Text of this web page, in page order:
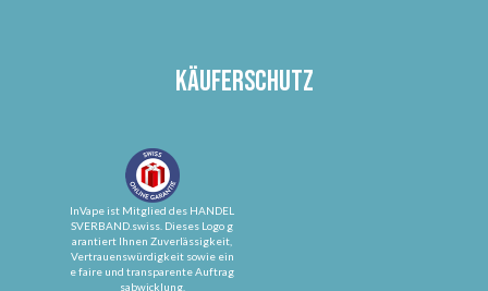
Käuferschutz
InVape ist Mitglied des HANDEL
SVERBAND.swiss. Dieses Logo g
arantiert Ihnen Zuverlässigkeit,
Vertrauenswürdigkeit sowie ein
e faire und transparente Auftrag
sabwicklung.